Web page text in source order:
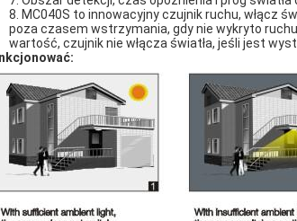
8. MC040S to innowacyjny czujnik ruchu, włącz
poza czasem wstrzymania, gdy nie wykryto
wartość, czujnik nie włącza światła, jeśli jest